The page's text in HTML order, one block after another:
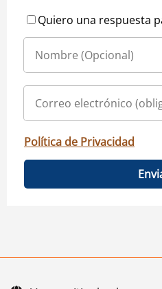
Quiero una respuesta
Política de Privacidad